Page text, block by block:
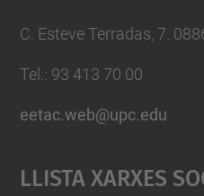
C. Esteve Terradas, 7.
Tel.: 93 413 70 00
eetac.web@upc.edu
Llista Xarxes